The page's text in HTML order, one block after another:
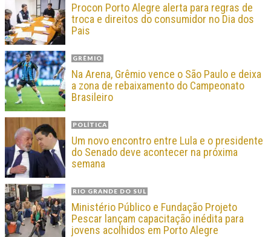
Procon Porto Alegre alerta para regras de
troca e direitos do consumidor no Dia dos
Pais
GRÊMIO
Na Arena, Grêmio vence o São Paulo e deixa
a zona de rebaixamento do Campeonato
Brasileiro
POLÍTICA
Um novo encontro entre Lula e o presidente
do Senado deve acontecer na próxima
semana
RIO GRANDE DO SUL
Ministério Público e Fundação Projeto
Pescar lançam capacitação inédita para
jovens acolhidos em Porto Alegre